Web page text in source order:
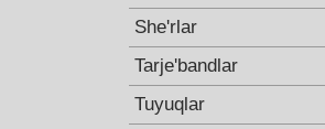
She'rlar
Tarje'bandlar
Tuyuqlar